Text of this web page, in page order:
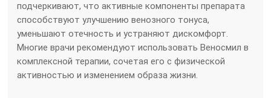
подчеркивают, что активные компоненты препарата
способствуют улучшению венозного тонуса,
уменьшают отечность и устраняют дискомфорт.
Многие врачи рекомендуют использовать Веносмил в
комплексной терапии, сочетая его с физической
активностью и изменением образа жизни.